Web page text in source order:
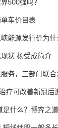
500强吗？
车价目表
能源发行价为
状 杨受成简介
务，三部门联合
疗可改善新冠后
是什么？博弈之